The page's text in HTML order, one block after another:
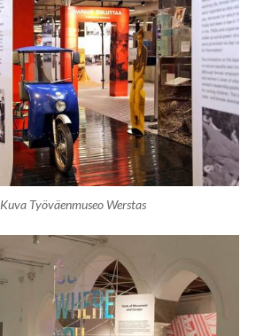
Kuva Työväenmuseo Werstas